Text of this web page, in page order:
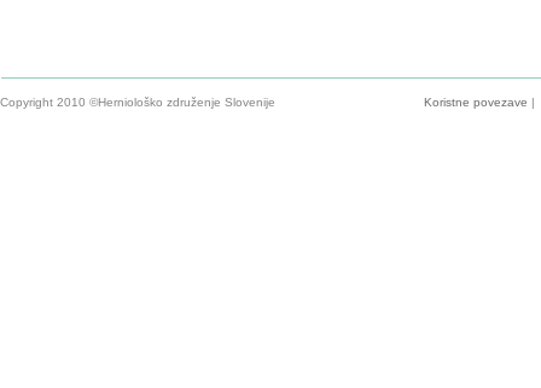
Copyright 2010 ©Herniološko združenje Slovenije Koristne povezave